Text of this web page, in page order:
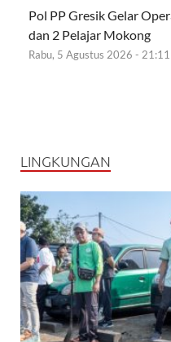
Pol PP Gresik Gelar
dan 2 Pelajar Mokong
Rabu, 5 Agustus 2026 - 21:11
LINGKUNGAN